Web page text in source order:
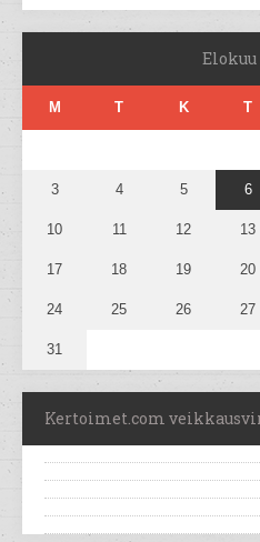
Elokuu
M T K T
3 4 5 6
10 11 12 13
17 18 19 20
24 25 26 27
31
Kertoimet.com